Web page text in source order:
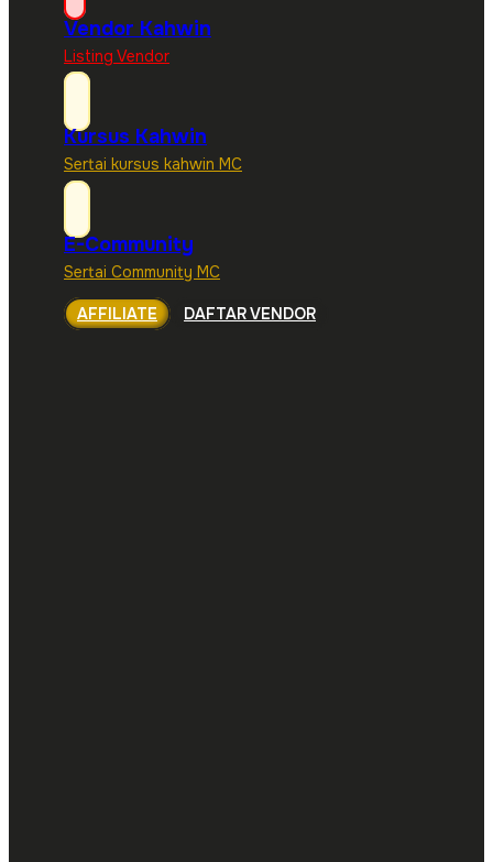
Vendor Kahwin
Listing Vendor
Kursus Kahwin
Sertai kursus kahwin MC
E-Community
Sertai Community MC
AFFILIATE DAFTAR VENDOR